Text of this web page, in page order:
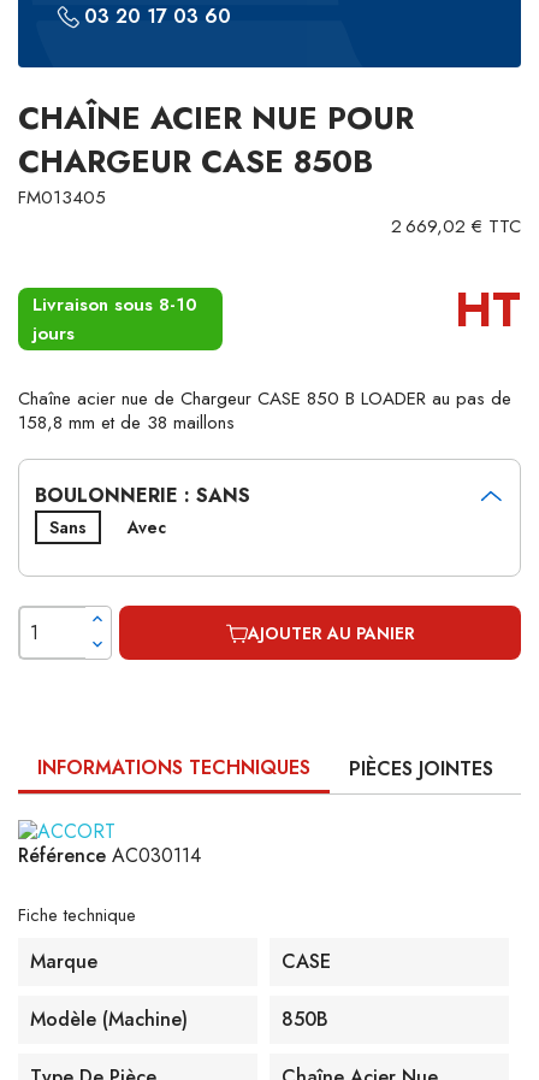
03 20 17 03 60
CHAÎNE ACIER NUE POUR
CHARGEUR CASE 850B
FM013405
2 669,02 € TTC
Livraison sous 8-10
jours
HT
Chaîne acier nue de Chargeur CASE 850 B LOADER au pas de
158,8 mm et de 38 maillons
BOULONNERIE : SANS
Sans Avec
AJOUTER AU PANIER
INFORMATIONS TECHNIQUES PIÈCES JOINTES
Référence AC030114
Fiche technique
Marque CASE
Modèle (machine) 850B